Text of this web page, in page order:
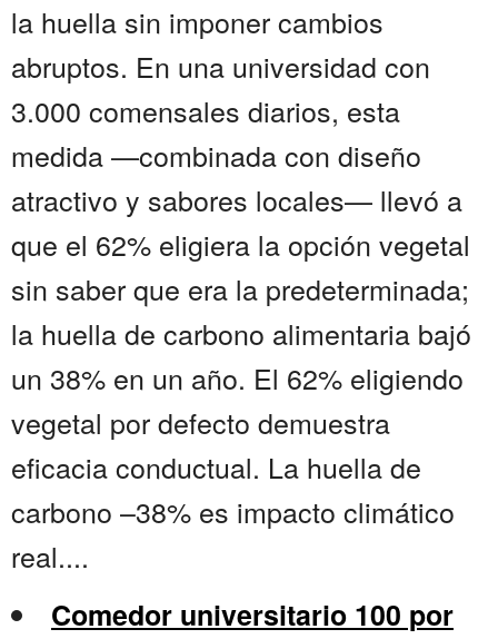
la huella sin imponer cambios
abruptos. En una universidad con
3.000 comensales diarios, esta
medida —combinada con diseño
atractivo y sabores locales— llevó a
que el 62% eligiera la opción vegetal
sin saber que era la predeterminada;
la huella de carbono alimentaria bajó
un 38% en un año. El 62% eligiendo
vegetal por defecto demuestra
eficacia conductual. La huella de
carbono –38% es impacto climático
real....
Comedor universitario 100 por